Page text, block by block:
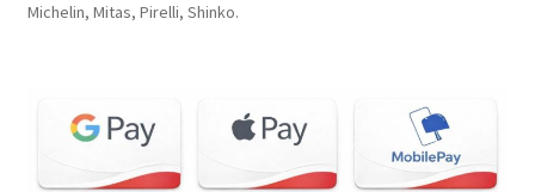
Michelin, Mitas, Pirelli, Shinko.